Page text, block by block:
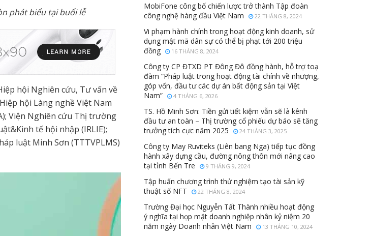
phát biểu tại buổi lễ
hội Nghiên cứu, Tư vấn về
hội Làng nghề Việt Nam
Viện Nghiên cứu Thị trường
tế hội nhập (IRLIE);
luật Minh Sơn (TTTVPLMS)
MobiFone công bố chiến lược trở thành Tập đoàn
công nghệ hàng đầu Việt Nam
22 THÁNG 8, 2024
Vi phạm hành chính trong hoạt động kinh doanh, sử
dụng mật mã dân sự có thể bị phạt tới 200 triệu
đồng
16 THÁNG 8, 2024
Công ty CP ĐTXD PT Đông Đô đồng hành, hỗ trợ toạ
đàm “Pháp luật trong hoạt động tài chính về nhượng,
góp vốn, đầu tư các dự án bất động sản tại Việt
Nam”
4 THÁNG 6, 2026
TS. Hồ Minh Sơn: Tiền gửi tiết kiệm vẫn sẽ là kênh
đầu tư an toàn – Thị trường cổ phiếu dự báo sẽ tăng
trưởng tích cực năm 2025
24 THÁNG 3, 2025
Công ty May Ruviteks (Liên bang Nga) tiếp tục đồng
hành xây dựng cầu, đường nông thôn mới nâng cao
tại tỉnh Bến Tre
9 THÁNG 9, 2024
Tập huấn chương trình thử nghiệm tạo tài sản kỹ
thuật số NFT
22 THÁNG 8, 2024
Trường Đại học Nguyễn Tất Thành nhiều hoạt động
ý nghĩa tại họp mặt doanh nghiệp nhân kỷ niệm 20
năm ngày Doanh nhân Việt Nam
13 THÁNG 10, 2024